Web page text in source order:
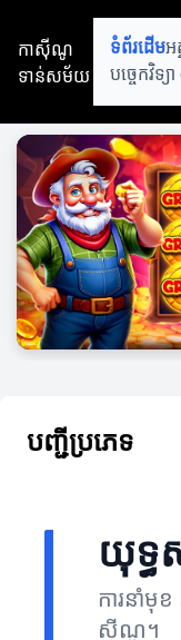
កាស៊ីណូ
ទាន់សម័យ
ទំព័រដើមអ
បច្ចេកវិទ្យ
បញ្ជីប្រភេទ
យុទ្ធ
ការនាំមុ
ស៊ីណូ។